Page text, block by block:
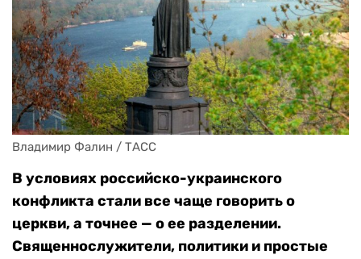
Владимир Фалин / ТАСС
В условиях российско-украинского
конфликта стали все чаще говорить о
церкви, а точнее — о ее разделении.
Священнослужители, политики и простые